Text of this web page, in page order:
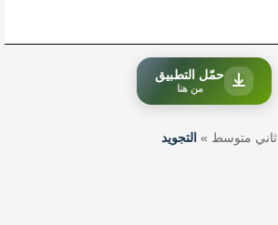
حمّل التطبيق
من هنا
ثاني متوسط » التجويد